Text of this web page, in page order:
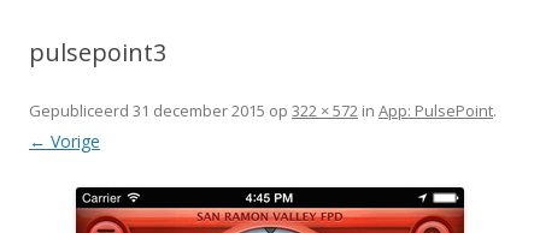
pulsepoint3
Gepubliceerd 31 december 2015 op 322 × 572 in App: PulsePoint.
← Vorige